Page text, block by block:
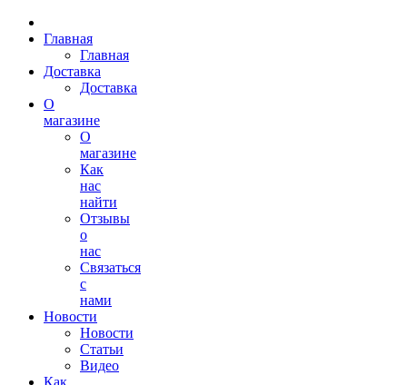
Главная
Главная
Доставка
Доставка
О
магазине
О
магазине
Как
нас
найти
Отзывы
о
нас
Связаться
с
нами
Новости
Новости
Статьи
Видео
Как